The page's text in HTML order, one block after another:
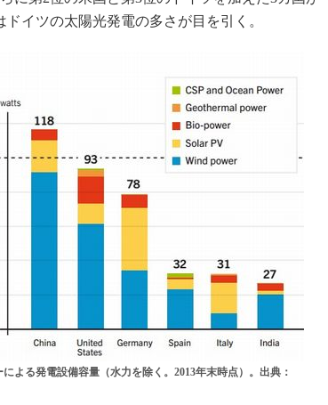
イツの太陽光発電の多さが目を引く。
よる発電設備容量（水力を除く。2013年末時点）。出典：